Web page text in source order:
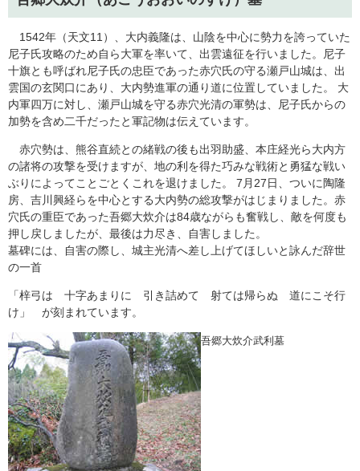
1542年（天文11）、大内義隆は、山陰を中心に勢力を誇っていた
尼子氏攻略のため自ら大軍を率いて、出雲遠征を行いました。尼子
十旗とも呼ばれ尼子氏の忠臣であった赤穴氏の守る瀬戸山城は、出
雲国の玄関口にあり、大内勢進軍の通り道に位置していました。 大
内軍四万に対し、瀬戸山城を守る赤穴光清の軍勢は、尼子氏からの
加勢を含め二千だったと軍記物は伝えています。
赤穴勢は、熊谷直続との緒戦の後も出羽助盛、本庄経光ら大内方
の諸将の攻撃を受けますが、地の利を得た巧みな戦術と勇猛な戦い
ぶりによってことごとくこれを退けました。 7月27日、ついに陶隆
房、吉川興経らを中心とする大内勢の総攻撃がはじまりました。赤
穴氏の重臣であった吾郷大炊介は84歳ながらも奮戦し、敵を何度も
押し戻しましたが、最後は力尽き、自害しました。
墓碑には、自害の際し、城主光清へ差し上げてほしいと詠んだ辞世
の一首
「梓弓は 十字あまりに 引き詰めて 射ては帰らぬ 道にこそ行
け」 が刻まれています。
吾郷大炊介武利墓